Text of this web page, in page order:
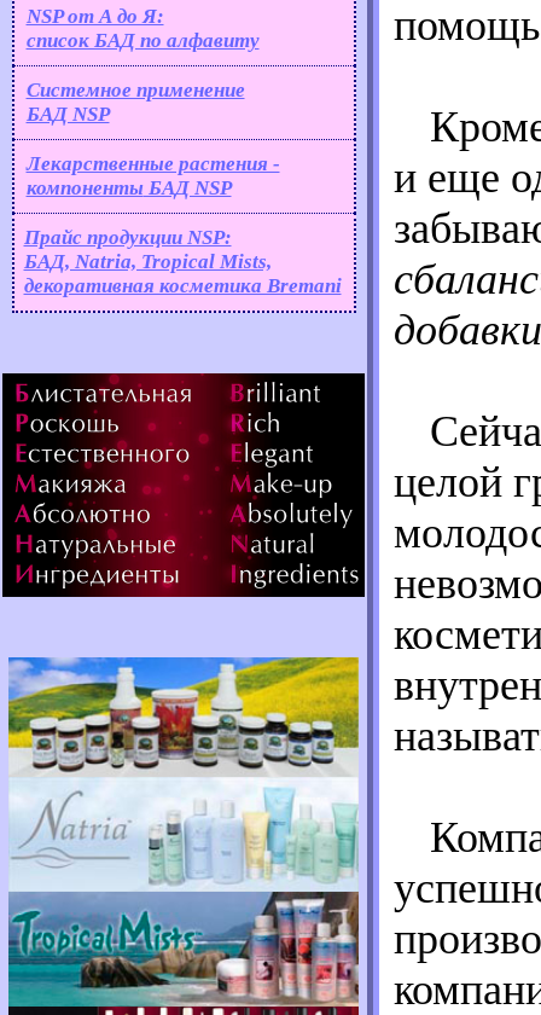
NSP от А до Я:
список БАД по алфавиту
Системное применение
БАД NSP
Лекарственные растения -
компонентыБАД NSP
Прайс продукции NSP:
БАД, Natria, Tropical Mists,
декоративная косметика Bremani
помощь
и еще
целой